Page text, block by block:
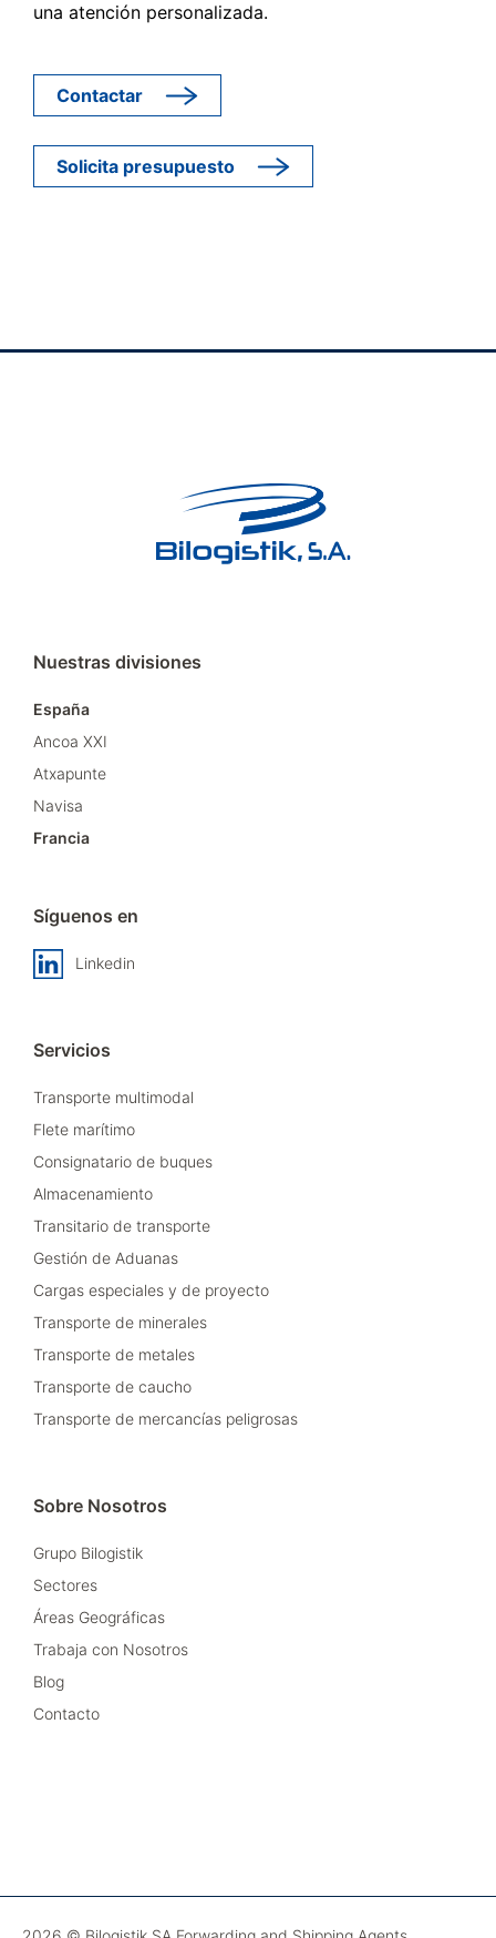
una atención personalizada.
Contactar
Solicita presupuesto
Nuestras divisiones
España
Ancoa XXI
Atxapunte
Navisa
Francia
Síguenos en
Linkedin
Servicios
Transporte multimodal
Flete marítimo
Consignatario de buques
Almacenamiento
Transitario de transporte
Gestión de Aduanas
Cargas especiales y de proyecto
Transporte de minerales
Transporte de metales
Transporte de caucho
Transporte de mercancías peligrosas
Sobre Nosotros
Grupo Bilogistik
Sectores
Áreas Geográficas
Trabaja con Nosotros
Blog
Contacto